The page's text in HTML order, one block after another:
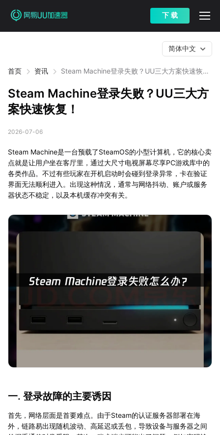
下 载
首页 资讯
Steam Machine登录失败？UU三大方案快速恢
简体中文
Steam Machine登录失败？UU三大方
案快速恢复！
2026-07-06
Steam Machine是一台预载了SteamOS的小型计算机，它的核心卖
点就是让用户坐在客厅里，通过大尺寸电视屏幕尽享PC游戏库中的
各类作品。不过有些玩家在开机启动时会碰到登录异常，卡在验证
界面无法顺利进入。出现这种情况，通常与网络抖动、账户或服务
器状态不稳定，以及本机缓存冲突有关。
一. 登录故障的主要诱因
首先，网络层面是首要难点。由于Steam的认证服务器部署在海
外，链路易出现随机波动、高延迟或丢包，导致设备与服务器之间